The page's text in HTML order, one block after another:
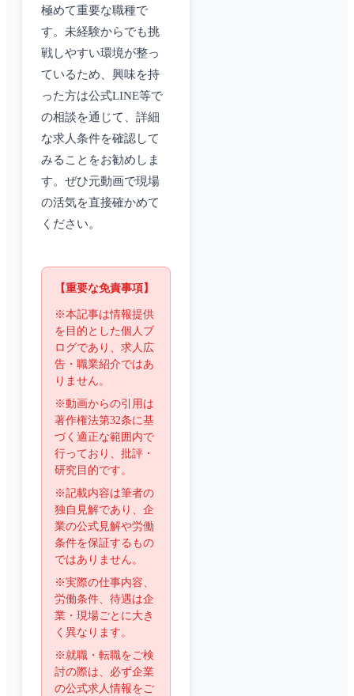
極めて重要な職種で
す。未経験からでも挑
戦しやすい環境が整っ
ているため、興味を持
った方は公式LINE等で
の相談を通じて、詳細
な求人条件を確認して
みることをお勧めしま
す。ぜひ元動画で現場
の活気を直接確かめて
ください。
【重要な免責事項】
※本記事は情報提供
を目的とした個人ブ
ログであり、求人広
告・職業紹介ではあ
りません。
※動画からの引用は
著作権法第32条に基
づく適正な範囲内で
行っており、批評・
研究目的です。
※記載内容は筆者の
独自見解であり、企
業の公式見解や労働
条件を保証するもの
ではありません。
※実際の仕事内容、
労働条件、待遇は企
業・現場ごとに大き
く異なります。
※就職・転職をご検
討の際は、必ず企業
の公式求人情報をご